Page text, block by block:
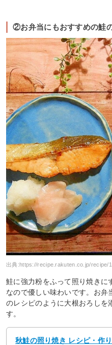
②お弁当にもおすすめの鮭
出典:https://recipe.rakuten.co.jp/recipe/
鮭に強力粉をふって照り焼きに
なので優しい味わいです。お弁
のレシピのように大根おろしを
す。
秋鮭の照り焼き レシピ・作